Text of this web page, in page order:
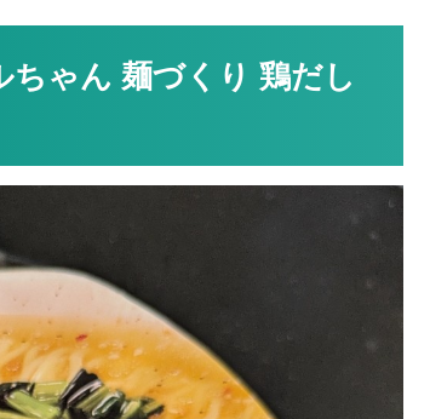
ゃん 麺づくり 鶏だし